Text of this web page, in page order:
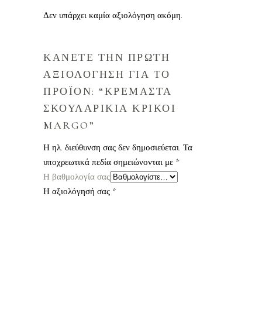
Δεν υπάρχει καμία αξιολόγηση ακόμη.
ΚΑΝΕΤΕ ΤΗΝ ΠΡΩΤΗ
ΑΞΙΟΛΟΓΗΣΗ ΓΙΑ ΤΟ
ΠΡΟΪΟΝ: “ΚΡΕΜΑΣΤΑ
ΣΚΟΥΛΑΡΙΚΙΑ ΚΡΙΚΟΙ
MARGO”
Η ηλ. διεύθυνση σας δεν δημοσιεύεται. Τα
υποχρεωτικά πεδία σημειώνονται με *
Η βαθμολογία σας
Η αξιολόγησή σας *